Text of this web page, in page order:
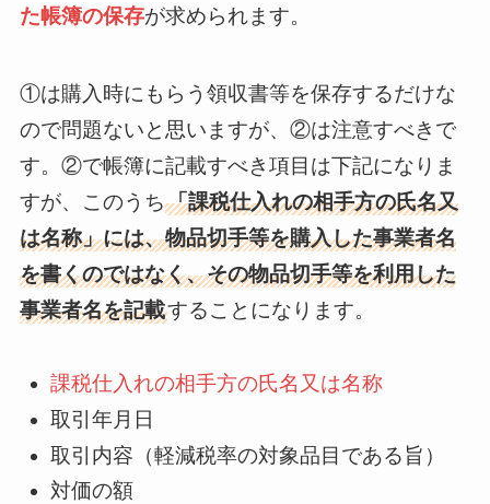
た帳簿の保存が求められます。
①は購入時にもらう領収書等を保存するだけな
ので問題ないと思いますが、②は注意すべきで
す。②で帳簿に記載すべき項目は下記になりま
すが、このうち「課税仕入れの相手方の氏名又
は名称」には、物品切手等を購入した事業者名
を書くのではなく、その物品切手等を利用した
事業者名を記載することになります。
課税仕入れの相手方の氏名又は名称
取引年月日
取引内容（軽減税率の対象品目である旨）
対価の額